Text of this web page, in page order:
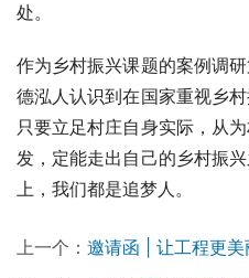
处。
作为乡村振兴课题的案例调
德泓人认识到在国家重视乡
只要立足村庄自身实际，从
发，定能走出自己的乡村振
上，我们都是追梦人。
上一个： 邀请函 | 让工程更美